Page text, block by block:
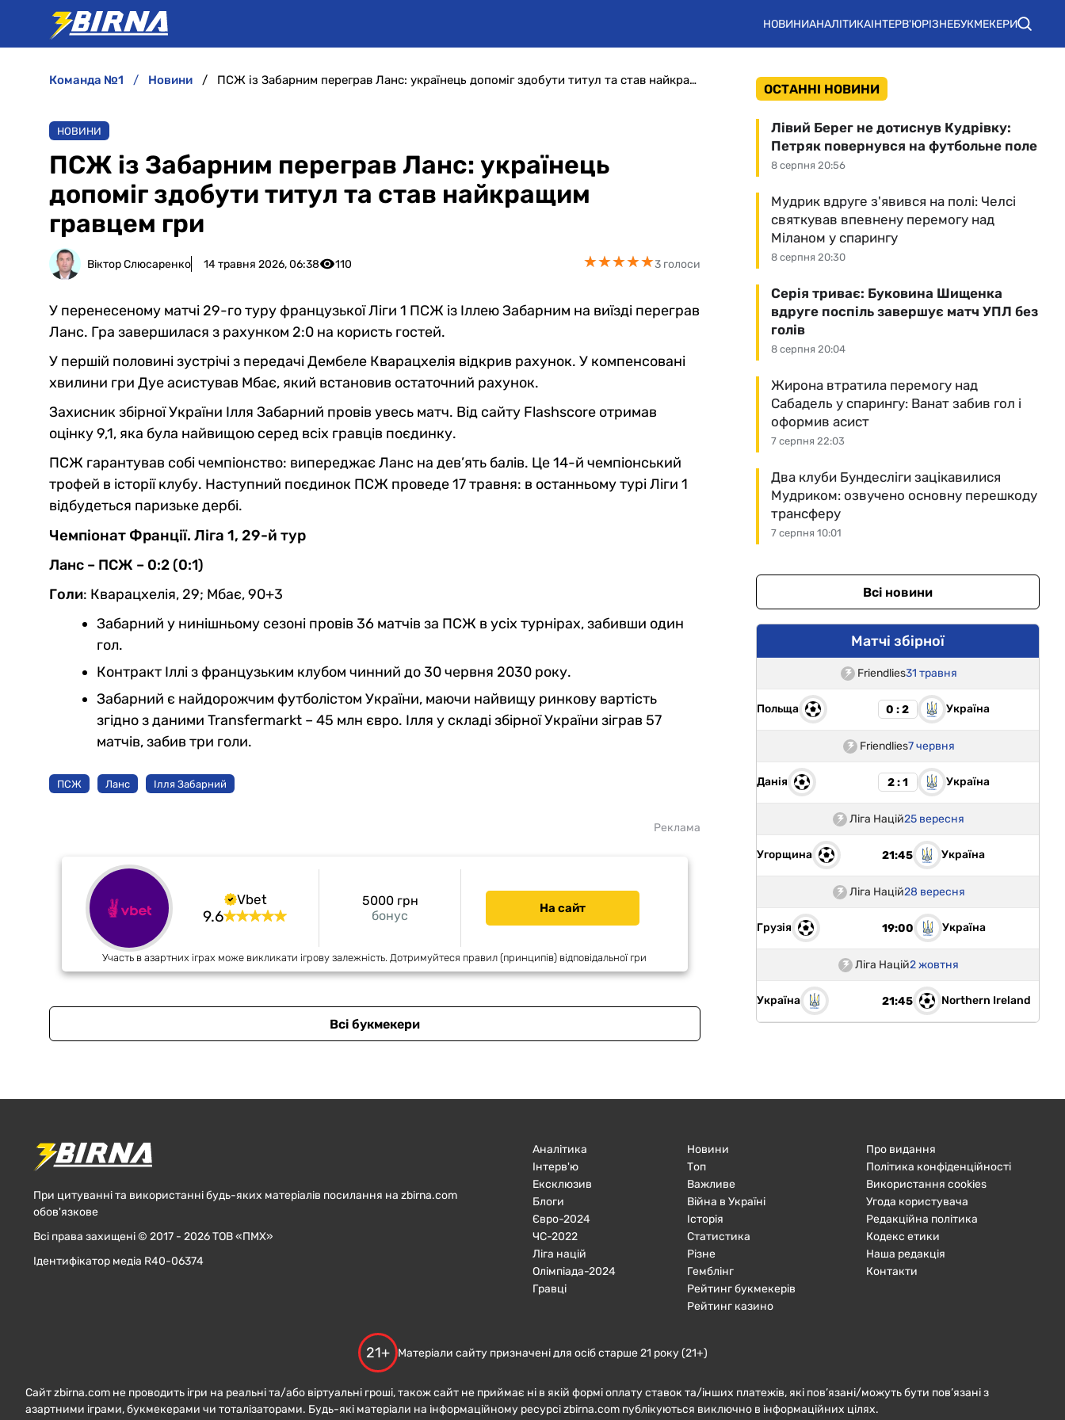
НОВИНИАНАЛІТИКАІНТЕРВ'ЮРІЗНЕБУКМЕКЕРИ
команда №1 новини ПСЖ із Забарним переграв Ланс: українець допоміг здобути титул та став найкращим гравцем гри
НОВИНИ
ПСЖ із Забарним переграв Ланс: українець
допоміг здобути титул та став найкращим
гравцем гри
Віктор Слюсаренко 14 травня 2026, 06:38 110 ★★★★★
★★★★★3 голоси
У перенесеному матчі 29-го туру французької Ліги 1 ПСЖ із Іллею Забарним на виїзді переграв
Ланс. Гра завершилася з рахунком 2:0 на користь гостей.
У першій половині зустрічі з передачі Дембеле Кварацхелія відкрив рахунок. У компенсовані
хвилини гри Дуе асистував Мбає, який встановив остаточний рахунок.
Захисник збірної України Ілля Забарний провів увесь матч. Від сайту Flashscore отримав
оцінку 9,1, яка була найвищою серед всіх гравців поєдинку.
ПСЖ гарантував собі чемпіонство: випереджає Ланс на дев’ять балів. Це 14-й чемпіонський
трофей в історії клубу. Наступний поєдинок ПСЖ проведе 17 травня: в останньому турі Ліги 1
відбудеться паризьке дербі.
Чемпіонат Франції. Ліга 1, 29-й тур
Ланс – ПСЖ – 0:2 (0:1)
Голи: Кварацхелія, 29; Мбає, 90+3
Забарний у нинішньому сезоні провів 36 матчів за ПСЖ в усіх турнірах, забивши один
гол.
Контракт Іллі з французьким клубом чинний до 30 червня 2030 року.
Забарний є найдорожчим футболістом України, маючи найвищу ринкову вартість
згідно з даними Transfermarkt – 45 млн євро. Ілля у складі збірної України зіграв 57
матчів, забив три голи.
ПСЖ Ланс Ілля Забарний
Реклама
Vbet
9.6 бонус
5000 грн На сайт
Участь в азартних іграх може викликати ігрову залежність. Дотримуйтеся правил (принципів) відповідальної гри
Всі букмекери
ОСТАННІ НОВИНИ
8 серпня 20:56
Лівий Берег не дотиснув Кудрівку:
Петряк повернувся на футбольне поле
8 серпня 20:30
Мудрик вдруге з'явився на полі: Челсі
святкував впевнену перемогу над
Міланом у спарингу
8 серпня 20:04
Серія триває: Буковина Шищенка
вдруге поспіль завершує матч УПЛ без
голів
7 серпня 22:03
Жирона втратила перемогу над
Сабадель у спарингу: Ванат забив гол і
оформив асист
7 серпня 10:01
Два клуби Бундесліги зацікавилися
Мудриком: озвучено основну перешкоду
трансферу
Всі новини
Матчі збірної
Friendlies31 травня
Польща 0 : 2 Україна
Friendlies7 червня
Данія 2 : 1 Україна
Ліга Націй25 вересня
Угорщина 21:45 Україна
Ліга Націй28 вересня
Грузія 19:00 Україна
Ліга Націй2 жовтня
Україна 21:45 Northern Ireland
При цитуванні та використанні будь-яких матеріалів посилання на zbirna.com
обов'язкове
Всі права захищені © 2017 - 2026 ТОВ «ПМХ»
Ідентифікатор медіа R40-06374
Аналітика
Інтерв'ю
Ексклюзив
Блоги
Євро-2024
ЧC-2022
Ліга націй
Олімпіада-2024
Гравці
Новини
Топ
Важливе
Війна в Україні
Історія
Статистика
Різне
Гемблінг
Рейтинг букмекерів
Рейтинг казино
Про видання
Політика конфіденційності
Використання cookies
Угода користувача
Редакційна політика
Кодекс етики
Наша редакція
Контакти
21+ Матеріали сайту призначені для осіб старше 21 року (21+)
Сайт zbirna.com не проводить ігри на реальні та/або віртуальні гроші, також сайт не приймає ні в якій формі оплату ставок та/інших платежів, які пов’язані/можуть бути пов’язані з
азартними іграми, букмекерами чи тоталізаторами. Будь-які матеріали на інформаційному ресурсі zbirna.com публікуються виключно в інформаційних цілях.